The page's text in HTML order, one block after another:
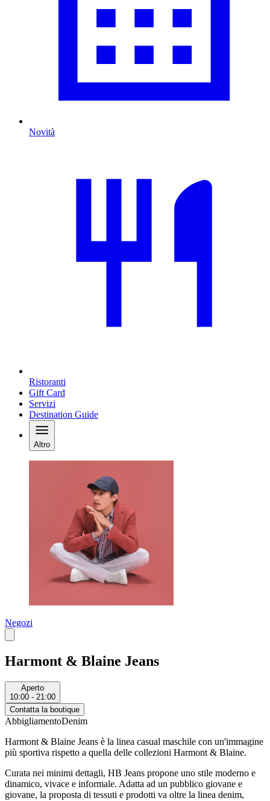
Novità
Ristoranti
Gift Card
Servizi
Destination Guide
Altro
Negozi
Harmont & Blaine Jeans
Aperto
10:00 - 21:00
Contatta la boutique
AbbigliamentoDenim
Harmont & Blaine Jeans è la linea casual maschile con un'immagine
più sportiva rispetto a quella delle collezioni Harmont & Blaine.
Curata nei minimi dettagli, HB Jeans propone uno stile moderno e
dinamico, vivace e informale. Adatta ad un pubblico giovane e
giovane, la proposta di tessuti e prodotti va oltre la linea denim,